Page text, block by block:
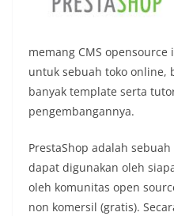
memang CMS
untuk sebuah toko online,
banyak template serta
pengembangannya.
PrestaShop adalah
dapat digunakan oleh
oleh komunitas open
non komersil (gratis).